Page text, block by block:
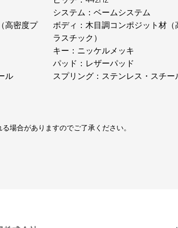
高密度プ
ル
システム：ベームシステム
ボディ：木目調コンポジット材（
ラスチック）
キー：ニッケルメッキ
パッド：レザーパッド
スプリング：ステンレス・スチー
場合がありますのでご了承ください。